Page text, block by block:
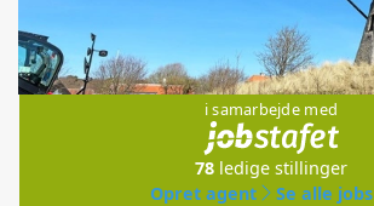
Jobs
i samarbejde med
78 ledige stillinger
Opret agent
Se alle jobs